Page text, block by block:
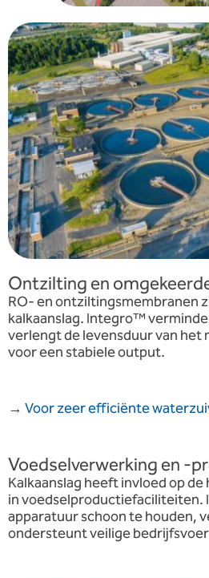
Ontzilting en
RO- en ontziltingsmembranen
kalkaanslag. Integro™
verlengt de levensduur van het
voor een stabiele output.
→ Voor zeer efficiënte
Voedselverwerking en -
Kalkaanslag heeft invloed op
in
apparatuur schoon te houden,
ondersteunt veilige